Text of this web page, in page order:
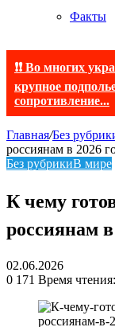
Факты
❗❗ Во многих
крупное
сопротивление...
Главная/Без
россиянам в 2026
Без рубрикиВ мире
К чему
россиянам
02.06.2026
0 171 Время